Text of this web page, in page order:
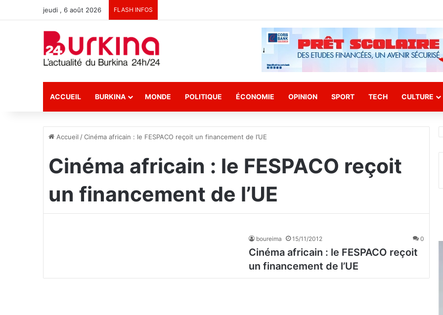
jeudi , 6 août 2026 FLASH INFOS
ACCUEIL BURKINA MONDE POLITIQUE ÉCONOMIE OPINION SPORT TECH CULTURE
Accueil /Cinéma africain : le FESPACO reçoit un financement de l’UE
Cinéma africain : le FESPACO reçoit
un financement de l’UE
boureima 15/11/2012 0
Cinéma africain : le FESPACO reçoit
un financement de l’UE